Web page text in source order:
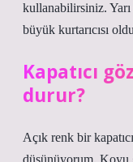
kullanabilirsiniz.
büyük kurtarıcısı
Kapatıcı
durur?
Açık renk bir
düşünüyorum. Koyu